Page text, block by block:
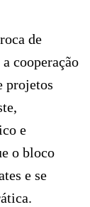
de
cooperação
projetos
e
o bloco
e se